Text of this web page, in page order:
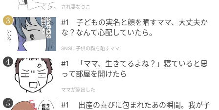
され妻なつこ
#1 子どもの実名と顔を晒すママ、大丈夫か
な？なんて心配していたら。
SNSに子供の顔を晒すママ
#1 「ママ、生きてるよね？」寝ていると思
って部屋を開けたら
ママが家出した
#1 出産の喜びに包まれたあの瞬間。我が子